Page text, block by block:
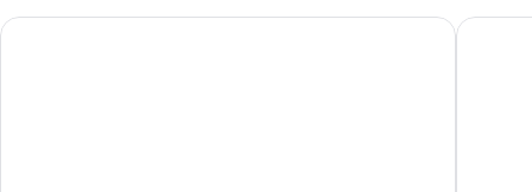
Four Points Flex by Sheraton Malaga Centre Hotel